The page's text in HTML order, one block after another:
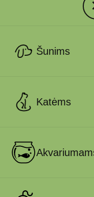
Šunims
Katėms
katėms
l/13 cm